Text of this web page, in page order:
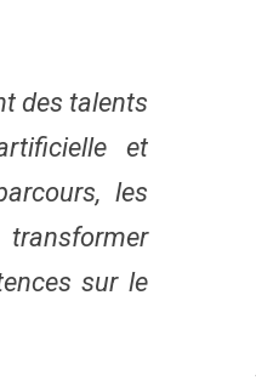
des talents
et
les
sur le